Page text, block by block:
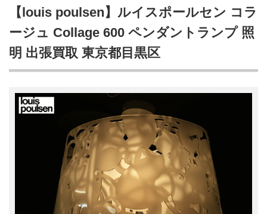
【louis poulsen】ルイスポールセン コラ
ージュ Collage 600 ペンダントランプ 照
明 出張買取 東京都目黒区